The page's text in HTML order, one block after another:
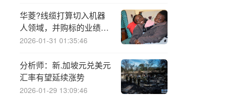
华菱?线缆打算切入机器
人领域，并购标的业绩承
诺暗藏玄机
2026-01-31 01:35:46
分析师：新.加坡元兑美元
汇率有望延续涨势
2026-01-29 13:09:46